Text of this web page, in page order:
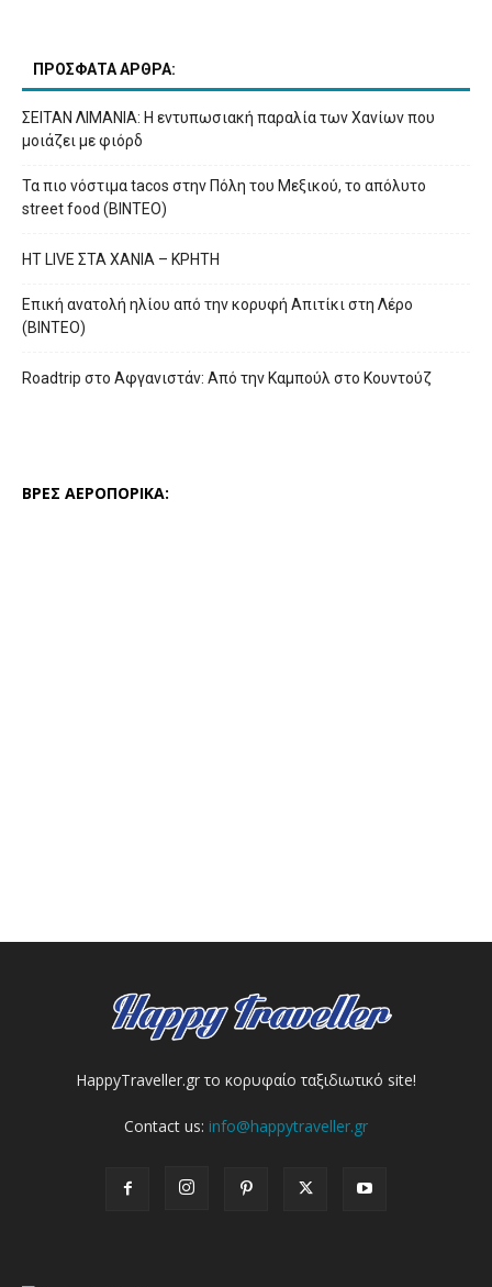
ΠΡΟΣΦΑΤΑ ΑΡΘΡΑ:
ΣΕΙΤΑΝ ΛΙΜΑΝΙΑ: Η εντυπωσιακή παραλία των Χανίων που
μοιάζει με φιόρδ
Τα πιο νόστιμα tacos στην Πόλη του Μεξικού, το απόλυτο
street food (ΒΙΝΤΕΟ)
HT LIVE ΣΤΑ ΧΑΝΙΑ – ΚΡΗΤΗ
Επική ανατολή ηλίου από την κορυφή Απιτίκι στη Λέρο
(ΒΙΝΤΕΟ)
Roadtrip στο Αφγανιστάν: Από την Καμπούλ στο Κουντούζ
ΒΡΕΣ ΑΕΡΟΠΟΡΙΚΑ:
HappyTraveller.gr το κορυφαίο ταξιδιωτικό site!
Contact us: info@happytraveller.gr